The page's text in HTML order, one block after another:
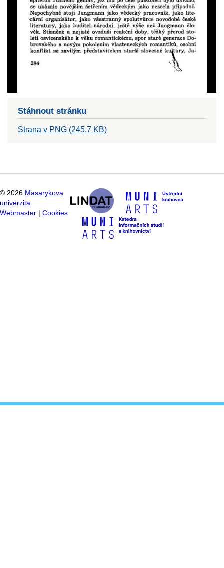
Stáhnout stránku
Strana v PNG (245.7 KB)
© 2026 Masarykova
univerzita
Webmaster
Cookies